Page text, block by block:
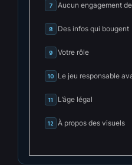
7 Aucun engagement
8 Des infos qui bougent
9 Votre rôle
10 Le jeu responsable
11 L’âge légal
12 À propos des visuels